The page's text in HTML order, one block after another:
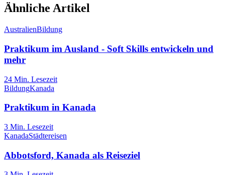
Ähnliche Artikel
AustralienBildung
Praktikum im Ausland - Soft Skills entwickeln und
mehr
24 Min. Lesezeit
BildungKanada
Praktikum in Kanada
3 Min. Lesezeit
KanadaStädtereisen
Abbotsford, Kanada als Reiseziel